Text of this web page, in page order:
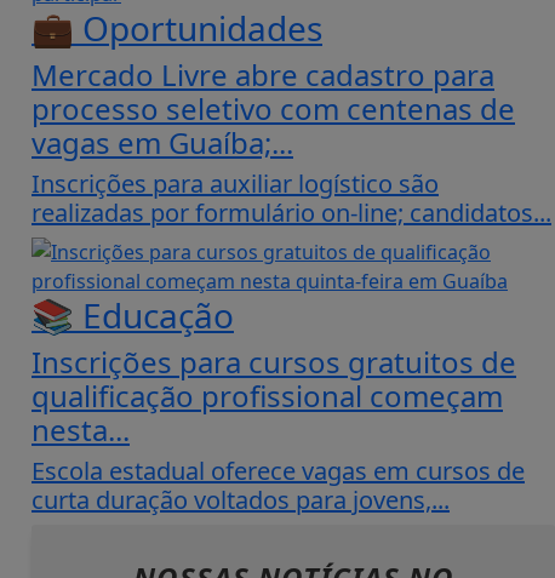
💼 Oportunidades
Mercado Livre abre cadastro para
processo seletivo com centenas de
vagas em Guaíba;...
Inscrições para auxiliar logístico são
realizadas por formulário on-line; candidatos...
📚 Educação
Inscrições para cursos gratuitos de
qualificação profissional começam
nesta...
Escola estadual oferece vagas em cursos de
curta duração voltados para jovens,...